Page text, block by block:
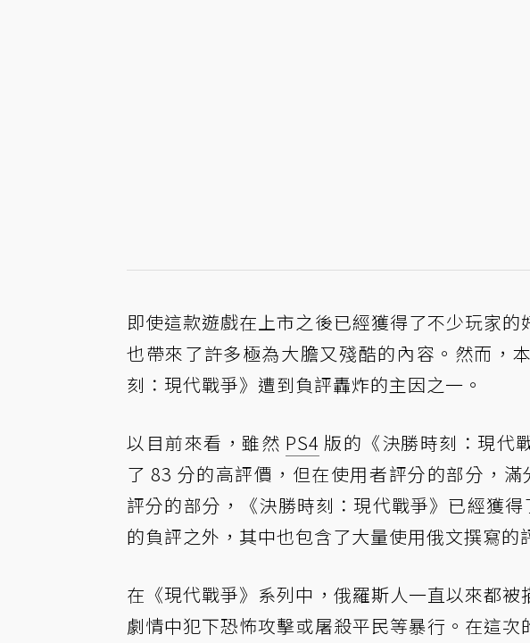
即使這款遊戲在上市之後已經獲得了不少玩家
也帶來了許多極為大膽又殘酷的內容。然而，
刻：現代戰爭》遭到負評轟炸的主因之一。
以目前來看，雖然 PS4 版的《決勝時刻：現代
了 83 分的高評價，但在使用者評分的部分，
評分的部分，《決勝時刻：現代戰爭》已經獲
的負評之外，其中也包含了大量使用俄文撰寫的
在《現代戰爭》系列中，俄羅斯人一直以來都
劇情中犯下恐怖攻擊或屠殺平民等暴行。在這次